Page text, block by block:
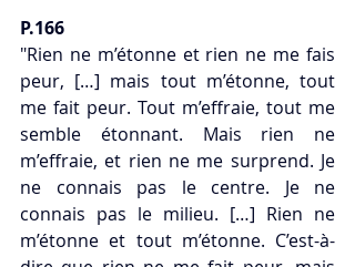
P.166
"Rien ne m’étonne et rien ne me fais
peur, […] mais tout m’étonne, tout
me fait peur. Tout m’effraie, tout me
semble étonnant. Mais rien ne
m’effraie, et rien ne me surprend. Je
ne connais pas le centre. Je ne
connais pas le milieu. […] Rien ne
m’étonne et tout m’étonne. C’est-à-